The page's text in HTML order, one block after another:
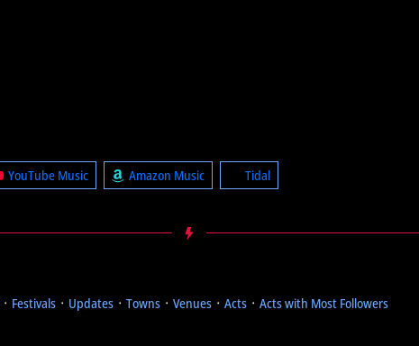
YouTube Music Amazon Music Tidal
᛫ Festivals ᛫ Updates ᛫ Towns ᛫ Venues ᛫ Acts ᛫ Acts with Most Followers